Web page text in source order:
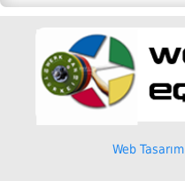
Web Tasarım